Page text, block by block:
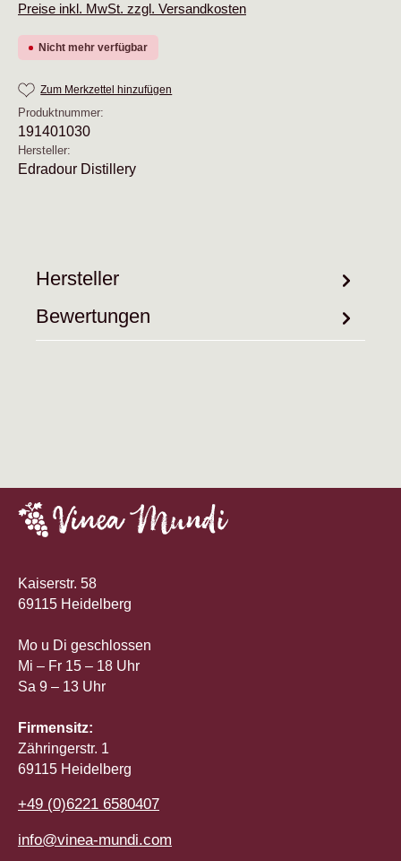
Preise inkl. MwSt. zzgl. Versandkosten
Nicht mehr verfügbar
Zum Merkzettel hinzufügen
Produktnummer:
191401030
Hersteller:
Edradour Distillery
Hersteller
Bewertungen
Kaiserstr. 58
69115 Heidelberg
Mo u Di geschlossen
Mi – Fr 15 – 18 Uhr
Sa 9 – 13 Uhr
Firmensitz:
Zähringerstr. 1
69115 Heidelberg
+49 (0)6221 6580407
info@vinea-mundi.com